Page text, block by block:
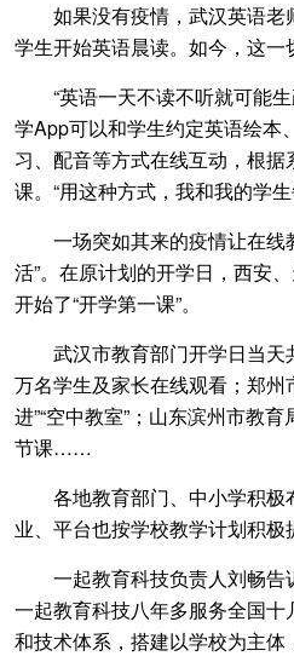
如果没有疫情，武汉英语老
学生开始英语晨读。如今，这一
“英语一天不读不听就可能生
学App可以和学生约定英语绘本
习、配音等方式在线互动，根
课。“用这种方式，我和我的学
一场突如其来的疫情让在线
活”。在原计划的开学日，西安
开始了“开学第一课”。
武汉市教育部门开学日当天
万名学生及家长在线观看；郑州
进”“空中教室”；山东滨州市教
节课……
各地教育部门、中小学积极
业、平台也按学校教学计划积极
一起教育科技负责人刘畅告
一起教育科技八年多服务全国
和技术体系，搭建以学校为主